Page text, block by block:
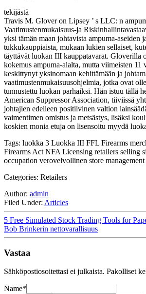
tekijästä
Travis M. Glover on Lipsey ’ s LLC: n
Vaatimustenmukaisuus-ja
yksi tämän maan johtavista ampuma-aseiden
tukkukauppiaista, mukaan lukien sellaiset,
täyttävät luokan III kauppatavarat. Gloverilla
kokemus ampuma-alalta, mutta viimeisten 11
keskittynyt yksinomaan kehittämään ja
vaatimustenmukaisuusohjelmia, jotka ovat
tunnustettu luokan parhaiksi. Hän istuu tällä
American Suppressor Association, tiiviissä
johtajien edelleen positiivinen valtion
vaimentimen omistus ja metsästys, lisäksi
koskien monia etuja on lisensoitu myydä
Tags: luokka 3 Luokka III FFL Firearms
Firearms Act NFA Licensing retailers selling
occupation verovelvollinen store
Categories: Retailers
Author: admin
Filed Under: Articles
5 Free Simulated Stock Trading Tools for
Bob Brinkerin nettovarallisuus
Vastaa
Sähköpostiosoitettasi ei julkaista. Pakolliset
Name*